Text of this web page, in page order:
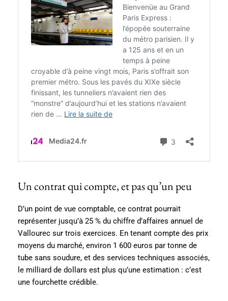
Un contrat qui compte, et pas qu’un peu
D’un point de vue comptable, ce contrat pourrait
représenter jusqu’à 25 % du chiffre d’affaires annuel de
Vallourec sur trois exercices. En tenant compte des prix
moyens du marché, environ 1 600 euros par tonne de
tube sans soudure, et des services techniques associés,
le milliard de dollars est plus qu’une estimation : c’est
une fourchette crédible.